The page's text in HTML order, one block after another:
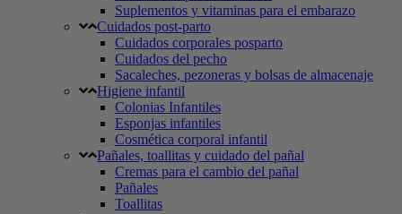
Suplementos y vitaminas para el embarazo
Cuidados post-parto
Cuidados corporales posparto
Cuidados del pecho
Sacaleches, pezoneras y bolsas de almacenaje
Higiene infantil
Colonias Infantiles
Esponjas infantiles
Cosmética corporal infantil
Pañales, toallitas y cuidado del pañal
Cremas para el cambio del pañal
Pañales
Toallitas